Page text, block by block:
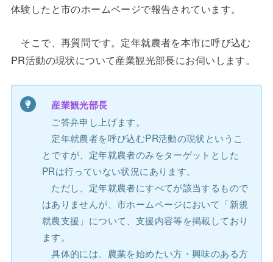
体験したと市のホームページで報告されています。
そこで、再質問です。定年就農者を本市に呼び込む
PR活動の現状について産業観光部長にお伺いします。
産業観光部長
ご答弁申し上げます。
定年就農者を呼び込むPR活動の現状というこ
とですが、定年就農者のみをターゲットとした
PRは行っていない状況にあります。
ただし、定年就農者にすべてが該当するもので
はありませんが、市ホームページにおいて「新規
就農支援」について、支援内容等を掲載しており
ます。
具体的には、農業を始めたい方・興味のある方